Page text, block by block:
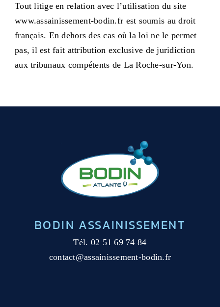
Tout litige en relation avec l’utilisation du site
www.assainissement-bodin.fr est soumis au droit
français. En dehors des cas où la loi ne le permet
pas, il est fait attribution exclusive de juridiction
aux tribunaux compétents de La Roche-sur-Yon.
BODIN ASSAINISSEMENT
Tél. 02 51 69 74 84
contact@assainissement-bodin.fr